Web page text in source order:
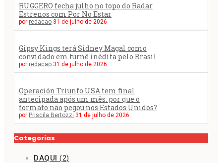
RUGGERO fecha julho no topo do Radar
Estrenos com Por No Estar
por redacao 31 de julho de 2026
Gipsy Kings terá Sidney Magal como
convidado em turnê inédita pelo Brasil
por redacao 31 de julho de 2026
Operación Triunfo USA tem final
antecipada após um mês: por que o
formato não pegou nos Estados Unidos?
por Priscila Bertozzi 31 de julho de 2026
Categorias
DAQUI (2)